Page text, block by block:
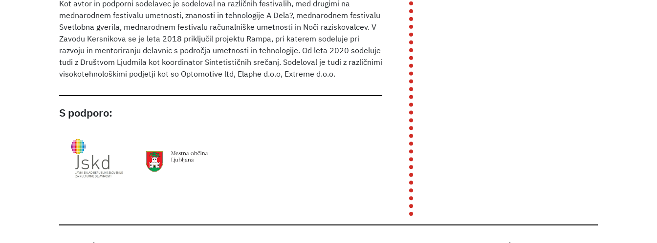
Kot avtor in podporni sodelavec je sodeloval na različnih festivalih, med drugimi na
mednarodnem festivalu umetnosti, znanosti in tehnologije A Dela?, mednarodnem festivalu
Svetlobna gverila, mednarodnem festivalu računalniške umetnosti in Noči raziskovalcev. V
Zavodu Kersnikova se je leta 2018 priključil projektu Rampa, pri katerem sodeluje pri
razvoju in mentoriranju delavnic s področja umetnosti in tehnologije. Od leta 2020 sodeluje
tudi z Društvom Ljudmila kot koordinator Sintetističnih srečanj. Sodeloval je tudi z različnimi
visokotehnološkimi podjetji kot so Optomotive ltd, Elaphe d.o.o, Extreme d.o.o.
S podporo: